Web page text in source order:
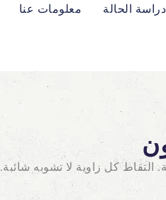
دراسة الحالة معلومات عنا
التقاط كل زاوية لا تشوبه شائبة.